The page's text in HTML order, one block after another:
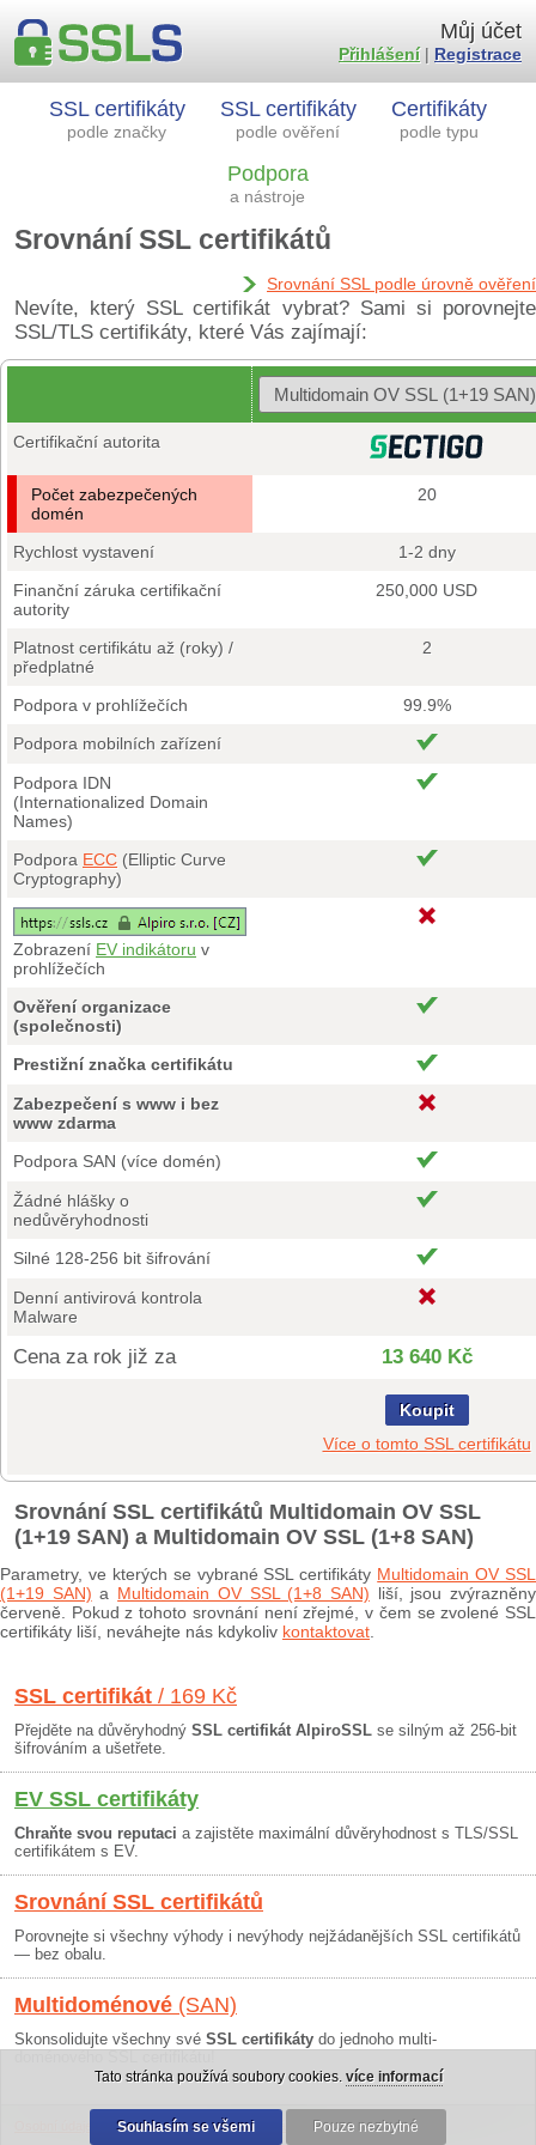
SSL certifikáty
podle značky
SSL certifikáty
podle ověření
Certifikáty
podle typu
Podpora
a nástroje
Můj účet
Přihlášení| Registrace
Srovnání SSL certifikátů
Srovnání SSL podle úrovně ověření
Nevíte, který SSL certifikát vybrat? Sami si porovnejte
SSL/TLS certifikáty, které Vás zajímají:
Certifikační autorita
Počet zabezpečených
domén
20
Rychlost vystavení
1-2 dny
Finanční záruka certifikační
autority
250,000 USD
Platnost certifikátu až (roky) /
předplatné
2
Podpora v prohlížečích
99.9%
Podpora mobilních zařízení
Podpora IDN
(Internationalized Domain
Names)
Podpora ECC (Elliptic Curve
Cryptography)
Zobrazení EV indikátoru v
prohlížečích
Ověření organizace
(společnosti)
Prestižní značka certifikátu
Zabezpečení s www i bez
www zdarma
Podpora SAN (více domén)
Žádné hlášky o
nedůvěryhodnosti
Silné 128-256 bit šifrování
Denní antivirová kontrola
Malware
Cena za rok již za 13 640 Kč
Koupit
Více o tomto SSL certifikátu
Srovnání SSL certifikátů Multidomain OV SSL
(1+19 SAN) a Multidomain OV SSL (1+8 SAN)
Parametry, ve kterých se vybrané SSL certifikáty Multidomain OV SSL
(1+19 SAN) a Multidomain OV SSL (1+8 SAN) liší, jsou zvýrazněny
červeně. Pokud z tohoto srovnání není zřejmé, v čem se zvolené SSL
certifikáty liší, neváhejte nás kdykoliv kontaktovat
SSL certifikát / 169 Kč
Přejděte na důvěryhodný SSL certifikát AlpiroSSL se silným až 256-bit
šifrováním a ušetřete.
EV SSL certifikáty
Chraňte svou reputaci a zajistěte maximální důvěryhodnost s TLS/SSL
certifikátem s EV.
Srovnání SSL certifikátů
Porovnejte si všechny výhody i nevýhody nejžádanějších SSL certifikátů
— bez obalu.
Multidoménové (SAN)
Skonsolidujte všechny své SSL certifikáty do jednoho multi-
Obchodní podmínky|30 dní záruka
Tato stránka používá soubory cookies. více informací
Souhlasím se všemi Pouze nezbytné